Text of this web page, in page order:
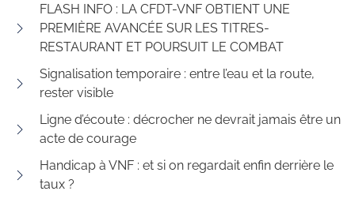
FLASH INFO : LA CFDT-VNF OBTIENT UNE
PREMIÈRE AVANCÉE SUR LES TITRES-
RESTAURANT ET POURSUIT LE COMBAT
Signalisation temporaire : entre l’eau et la route,
rester visible
Ligne d’écoute : décrocher ne devrait jamais être un
acte de courage
Handicap à VNF : et si on regardait enfin derrière le
taux ?